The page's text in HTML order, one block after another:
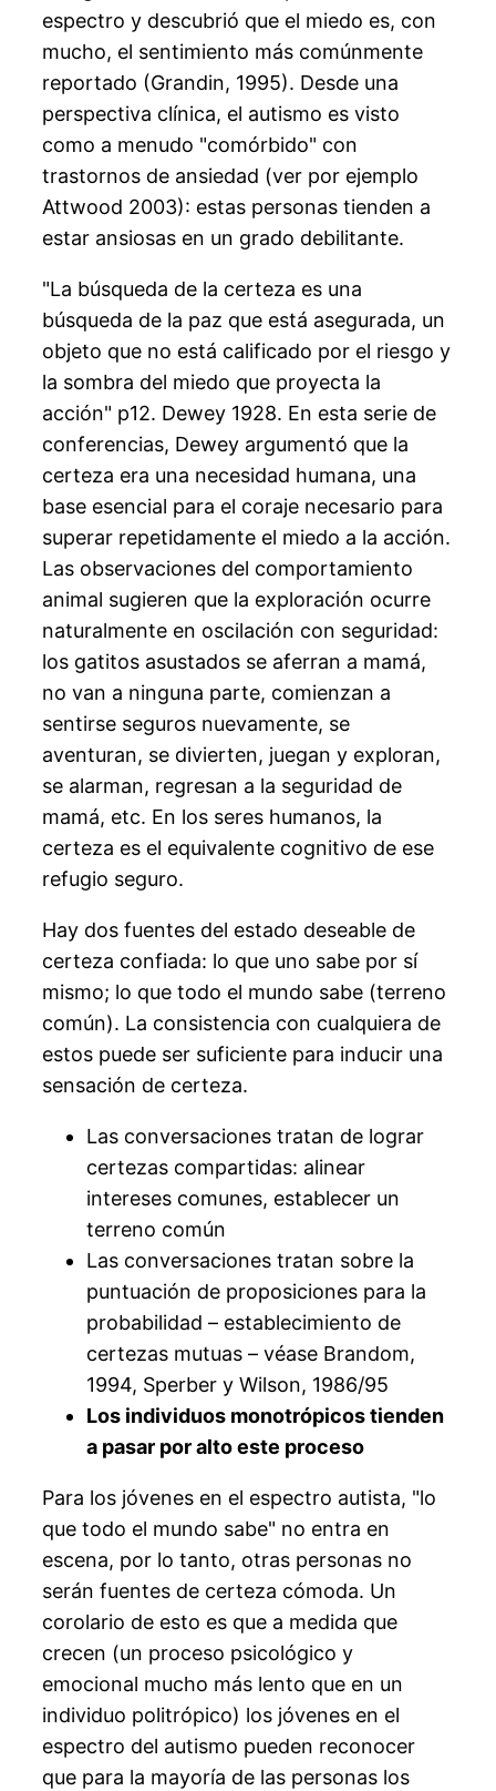
espectro y descubrió que el miedo es, con
mucho, el sentimiento más comúnmente
reportado (Grandin, 1995). Desde una
perspectiva clínica, el autismo es visto
como a menudo "comórbido" con
trastornos de ansiedad (ver por ejemplo
Attwood 2003): estas personas tienden a
estar ansiosas en un grado debilitante.
"La búsqueda de la certeza es una
búsqueda de la paz que está asegurada, un
objeto que no está calificado por el riesgo y
la sombra del miedo que proyecta la
acción" p12. Dewey 1928. En esta serie de
conferencias, Dewey argumentó que la
certeza era una necesidad humana, una
base esencial para el coraje necesario para
superar repetidamente el miedo a la acción.
Las observaciones del comportamiento
animal sugieren que la exploración ocurre
naturalmente en oscilación con seguridad:
los gatitos asustados se aferran a mamá,
no van a ninguna parte, comienzan a
sentirse seguros nuevamente, se
aventuran, se divierten, juegan y exploran,
se alarman, regresan a la seguridad de
mamá, etc. En los seres humanos, la
certeza es el equivalente cognitivo de ese
refugio seguro.
Hay dos fuentes del estado deseable de
certeza confiada: lo que uno sabe por sí
mismo; lo que todo el mundo sabe (terreno
común). La consistencia con cualquiera de
estos puede ser suficiente para inducir una
sensación de certeza.
Las conversaciones tratan de lograr
certezas compartidas: alinear
intereses comunes, establecer un
terreno común
Las conversaciones tratan sobre la
puntuación de proposiciones para la
probabilidad – establecimiento de
certezas mutuas – véase Brandom,
1994, Sperber y Wilson, 1986/95
Los individuos monotrópicos tienden
a pasar por alto este proceso
Para los jóvenes en el espectro autista, "lo
que todo el mundo sabe" no entra en
escena, por lo tanto, otras personas no
serán fuentes de certeza cómoda. Un
corolario de esto es que a medida que
crecen (un proceso psicológico y
emocional mucho más lento que en un
individuo politrópico) los jóvenes en el
espectro del autismo pueden reconocer
que para la mayoría de las personas los